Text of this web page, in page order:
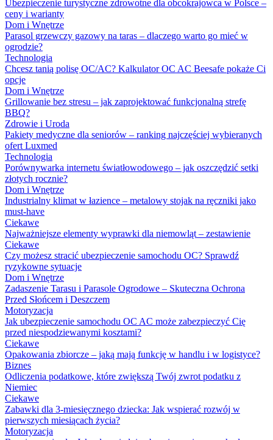
Ubezpieczenie turystyczne zdrowotne dla obcokrajowca w Polsce –
ceny i warianty
Dom i Wnętrze
Parasol grzewczy gazowy na taras – dlaczego warto go mieć w
ogrodzie?
Technologia
Chcesz tanią polisę OC/AC? Kalkulator OC AC Beesafe pokaże Ci
opcje
Dom i Wnętrze
Grillowanie bez stresu – jak zaprojektować funkcjonalną strefę
BBQ?
Zdrowie i Uroda
Pakiety medyczne dla seniorów – ranking najczęściej wybieranych
ofert Luxmed
Technologia
Porównywarka internetu światłowodowego – jak oszczędzić setki
złotych rocznie?
Dom i Wnętrze
Industrialny klimat w łazience – metalowy stojak na ręczniki jako
must-have
Ciekawe
Najważniejsze elementy wyprawki dla niemowląt – zestawienie
Ciekawe
Czy możesz stracić ubezpieczenie samochodu OC? Sprawdź
ryzykowne sytuacje
Dom i Wnętrze
Zadaszenie Tarasu i Parasole Ogrodowe – Skuteczna Ochrona
Przed Słońcem i Deszczem
Motoryzacja
Jak ubezpieczenie samochodu OC AC może zabezpieczyć Cię
przed niespodziewanymi kosztami?
Ciekawe
Opakowania zbiorcze – jaką mają funkcję w handlu i w logistyce?
Biznes
Odliczenia podatkowe, które zwiększą Twój zwrot podatku z
Niemiec
Ciekawe
Zabawki dla 3-miesięcznego dziecka: Jak wspierać rozwój w
pierwszych miesiącach życia?
Motoryzacja